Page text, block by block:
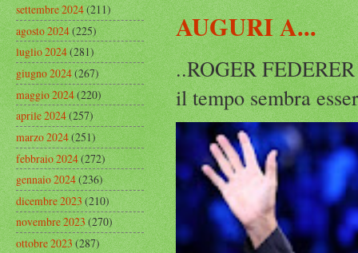
AUGURI A...
..ROGER
il tempo sembra
settembre 2024(211)
agosto 2024(225)
luglio 2024(281)
giugno 2024(267)
maggio 2024(220)
aprile 2024(257)
marzo 2024(251)
febbraio 2024(272)
gennaio 2024(236)
dicembre 2023(210)
novembre 2023(270)
ottobre 2023(287)